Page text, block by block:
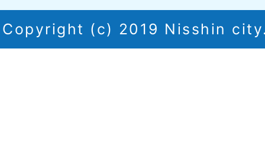
Copyright (c) 2019 Nisshin